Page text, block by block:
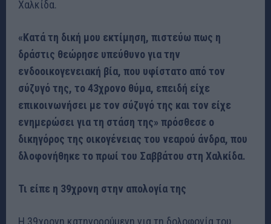
Χαλκίδα.
«Κατά τη δική μου εκτίμηση, πιστεύω πως η
δράστις θεώρησε υπεύθυνο για την
ενδοοικογενειακή βία, που υφίστατο από τον
σύζυγό της, το 43χρονο θύμα, επειδή είχε
επικοινωνήσει με τον σύζυγό της και τον είχε
ενημερώσει για τη στάση της» πρόσθεσε ο
δικηγόρος της οικογένειας του νεαρού άνδρα, που
δλοφονήθηκε το πρωί του Σαββάτου στη Χαλκίδα.
Τι είπε η 39χρονη στην απολογία της
Η 39χρονη κατηγορούμενη για τη δολοφονία του